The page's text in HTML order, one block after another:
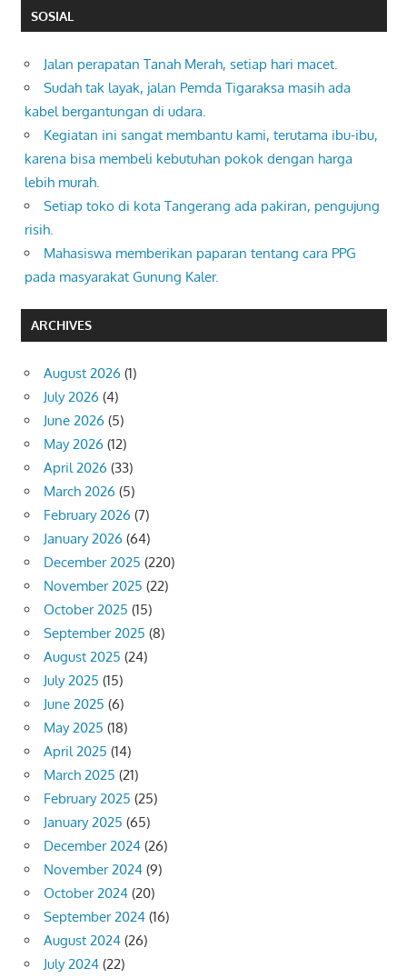
SOSIAL
Jalan perapatan Tanah Merah, setiap hari macet.
Sudah tak layak, jalan Pemda Tigaraksa masih ada
kabel bergantungan di udara.
Kegiatan ini sangat membantu kami, terutama ibu-ibu,
karena bisa membeli kebutuhan pokok dengan harga
lebih murah.
Setiap toko di kota Tangerang ada pakiran, pengujung
risih.
Mahasiswa memberikan paparan tentang cara PPG
pada masyarakat Gunung Kaler.
ARCHIVES
August 2026 (1)
July 2026 (4)
June 2026 (5)
May 2026 (12)
April 2026 (33)
March 2026 (5)
February 2026 (7)
January 2026 (64)
December 2025 (220)
November 2025 (22)
October 2025 (15)
September 2025 (8)
August 2025 (24)
July 2025 (15)
June 2025 (6)
May 2025 (18)
April 2025 (14)
March 2025 (21)
February 2025 (25)
January 2025 (65)
December 2024 (26)
November 2024 (9)
October 2024 (20)
September 2024 (16)
August 2024 (26)
July 2024 (22)